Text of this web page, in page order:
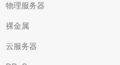
物理服务器
裸金属
云服务器